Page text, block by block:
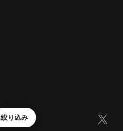
絞り込み